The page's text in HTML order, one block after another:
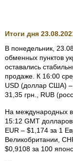
Итоги дня
В понедельник,
обменных пунктов
оставались
продаже. К 16:00
USD (доллар США) –
31,35 грн., RUB
На международных
15:12 GMT
EUR – $1,174 за 1
Велико­британии,
$0,9108 за 100